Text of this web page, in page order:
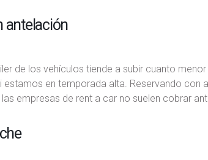
antelación
de los vehículos tiende a subir cuanto
estamos en temporada alta. Reservando con
empresas de rent a car no suelen cobrar